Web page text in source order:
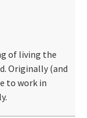
of living the
Originally (and
to work in